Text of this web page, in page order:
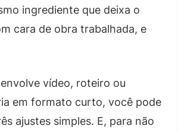
ingrediente que deixa o
cara de obra trabalhada, e
vídeo, roteiro ou
em formato curto, você pode
ajustes simples. E, para não